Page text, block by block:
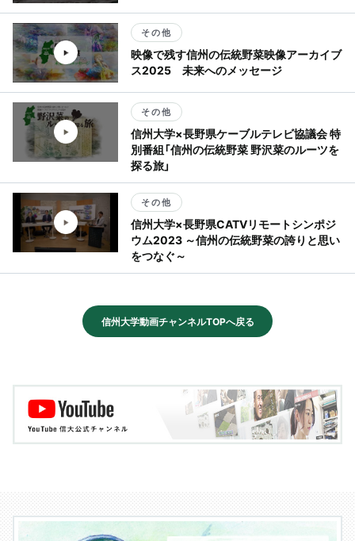
その他
映像で残す信州の伝統野菜映像アーカイブ
ス2025 未来へのメッセージ
その他
信州大学×長野県ケーブルテレビ協議会 特
別番組「信州の伝統野菜 野沢菜のルーツを
探る旅」
その他
信州大学×長野県CATVリモートシンポジ
ウム2023 ～信州の伝統野菜の誇りと思い
をつなぐ～
信州大学動画チャンネルTOPへ戻る